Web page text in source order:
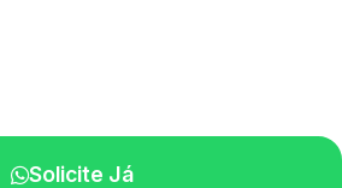
Solicite Já